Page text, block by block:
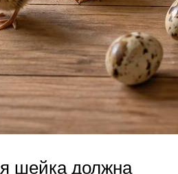
шейка должна